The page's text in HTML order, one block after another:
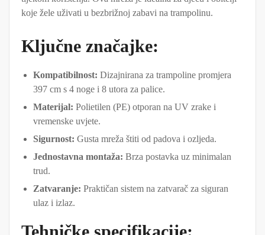
koje žele uživati u bezbrižnoj zabavi na trampolinu.
Ključne značajke:
Kompatibilnost: Dizajnirana za trampoline promjera
397 cm s 4 noge i 8 utora za palice.
Materijal: Polietilen (PE) otporan na UV zrake i
vremenske uvjete.
Sigurnost: Gusta mreža štiti od padova i ozljeda.
Jednostavna montaža: Brza postavka uz minimalan
trud.
Zatvaranje: Praktičan sistem na zatvarač za siguran
ulaz i izlaz.
Tehničke specifikacije: